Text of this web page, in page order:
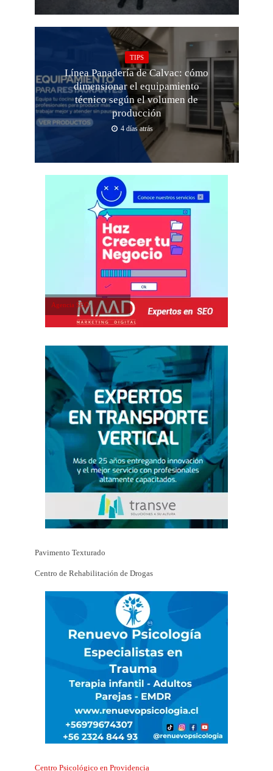
TIPS
Línea Panadería de Calvac: cómo
dimensionar el equipamiento
técnico según el volumen de
producción
4 días atrás
Agencia SEO
Pavimento Texturado
Centro de Rehabilitación de Drogas
Centro Psicológico en Providencia